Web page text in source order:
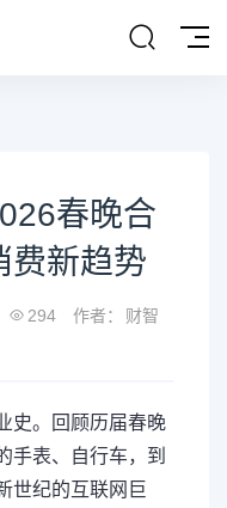
春晚合
费新趋势
294 作者：
财智
史。回顾历届春晚
手表、自行车，到
世纪的互联网巨